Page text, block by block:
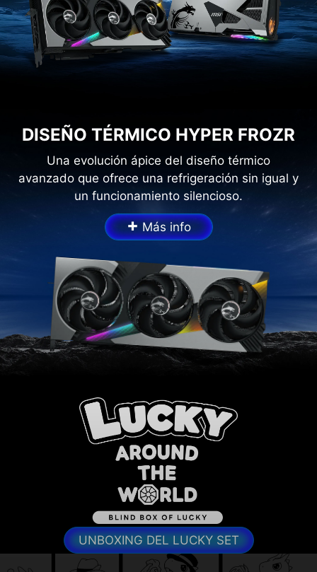
DISEÑO TÉRMICO HYPER FROZR
Una evolución ápice del diseño térmico
avanzado que ofrece una refrigeración sin igual y
un funcionamiento silencioso.
+ Más info
UNBOXING DEL LUCKY SET